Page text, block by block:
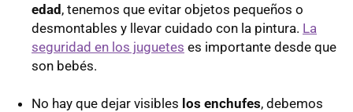
edad, tenemos que evitar objetos pequeños o
desmontables y llevar cuidado con la pintura. La
seguridad en los juguetes es importante desde que
son bebés.
No hay que dejar visibles los enchufes, debemos